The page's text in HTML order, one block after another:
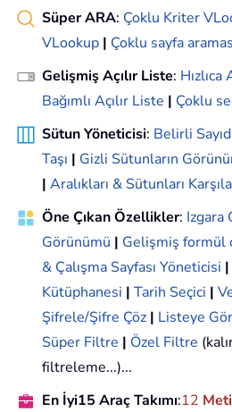
Süper ARA: Çoklu Kriter
VLookup | Çoklu sayfa
Gelişmiş Açılır Liste:
Bağımlı Açılır Liste | Çoklu
Sütun Yöneticisi: Belirli
Taşı | Gizli Sütunların
| Aralıkları & Sütunları
Öne Çıkan Özellikler: Izgara
Görünümü | Gelişmiş formül
& Çalışma Sayfası Yöneticisi |
Kütüphanesi | Tarih Seçici |
Şifrele/Şifre Çöz | Listeye
Süper Filtre | Özel Filtre
filtreleme...)...
En İyi15 Araç Takımı:12